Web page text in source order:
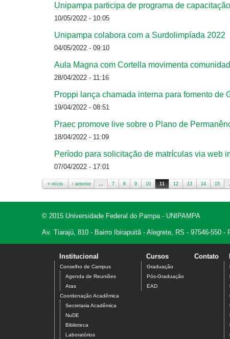
Unipampa participa de programa de
10/05/2022 - 10:05
Unipampa colabora com a Surdolimpíada 2022
04/05/2022 - 09:10
Aula Magna com Cortella movimenta
28/04/2022 - 11:16
Proppi lança chamada interna para fomento de
19/04/2022 - 08:51
Praec promove live sobre o Plano de
18/04/2022 - 11:09
Período para solicitação de matrículas via web
07/04/2022 - 17:01
« início ‹ anterior 7 8 9 10 11 12 13 14 15
© 2015 Universidade Federal do Pampa - UNIPAMPA
Av. Tiarajú, 810 - Bairro Ibirapuitã - Alegrete, RS - 97546-550 -
Institucional
Conselho de Campus
Agenda de Reuniões
Atas
Coordenação Acadêmica
Secretaria Acadêmica
NuDE
Biblioteca
Laboratórios
Cursos
Graduação
Pós-Graduação
EAD
Contato